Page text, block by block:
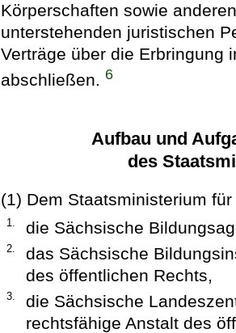
Körperschaften sowie
unterstehenden juristischen
Verträge über die Erbringung
abschließen. 6
Aufbau und
des
(1) Dem Staatsministerium
1. die Sächsische
2.
das Sächsische
des öffentlichen Rechts,
3.
die Sächsische
rechtsfähige Anstalt des